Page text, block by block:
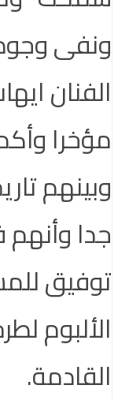
ونفى
الفنان
مؤخرا
وبينهم
جدا
توفيق
الألبوم
القادمة.